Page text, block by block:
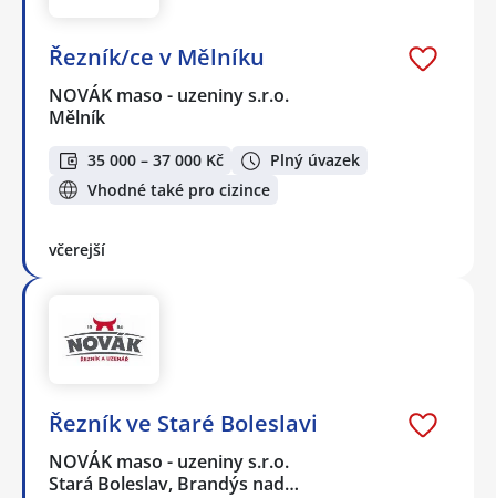
Řezník/ce v Mělníku
NOVÁK maso - uzeniny s.r.o.
Mělník
35 000 – 37 000 Kč
Plný úvazek
Vhodné také pro cizince
včerejší
Řezník ve Staré Boleslavi
NOVÁK maso - uzeniny s.r.o.
Stará Boleslav, Brandýs nad…